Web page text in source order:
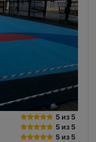
5 из 5
5 из 5
5 из 5